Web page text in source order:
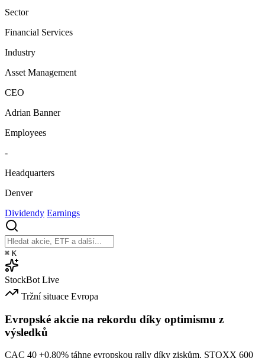
Sector
Financial Services
Industry
Asset Management
CEO
Adrian Banner
Employees
-
Headquarters
Denver
Dividendy Earnings
⌘ K
StockBot Live
Tržní situace Evropa
Evropské akcie na rekordu díky optimismu z
výsledků
CAC 40 +0.80% táhne evropskou rally díky ziskům. STOXX 600